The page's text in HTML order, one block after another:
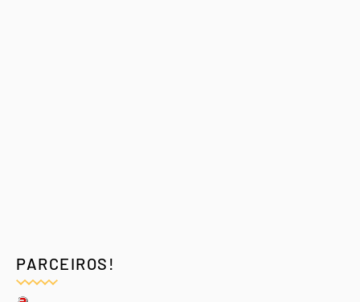
PARCEIROS!